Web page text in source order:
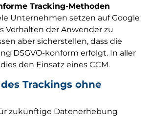
Tracking-Methoden
Unternehmen setzen auf Google
Verhalten der Anwender zu
aber sicherstellen, dass die
DSGVO-konform erfolgt. In aller
den Einsatz eines CCM.
Trackings ohne
zukünftige Datenerhebung